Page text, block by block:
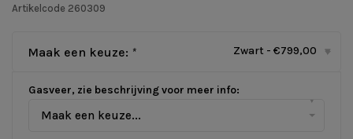
Artikelcode 260309
Maak een keuze: * Zwart - €799,00 ▾
Gasveer, zie beschrijving voor meer info:
Maak een keuze...
▾